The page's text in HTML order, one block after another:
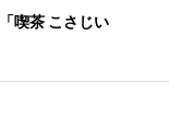
喫茶 こさじい